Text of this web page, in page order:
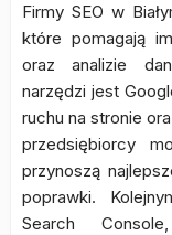
Firmy SEO w
które pomagają
oraz analizie
narzędzi jest
ruchu na stronie
przedsiębiorcy
przynoszą
poprawki.
Search